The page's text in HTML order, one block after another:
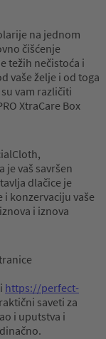
na jednom
čišćenje
težih nečistoća i
vaše želje i od toga
vam različiti
XtraCare Box
vaš savršen
dlačice je
i konzervaciju vaše
i iznova
i https://perfect-
saveti za
i uputstva i